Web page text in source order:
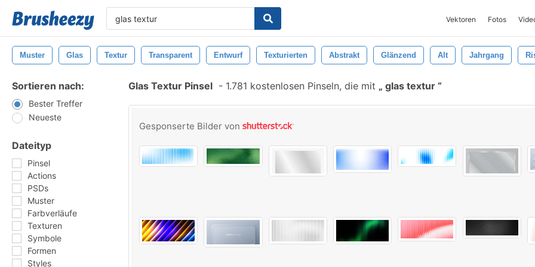
Vektoren Fotos
Muster Glas Textur Transparent Entwurf Texturierten Abstrakt Glänzend Alt Jahrgang
Sortieren nach:
Bester Treffer
Neueste
Dateityp
Pinsel
Actions
PSDs
Muster
Farbverläufe
Texturen
Symbole
Formen
Styles
Glas Textur Pinsel - 1.781 kostenlosen Pinseln, die mit glas textur
Gesponserte Bilder von